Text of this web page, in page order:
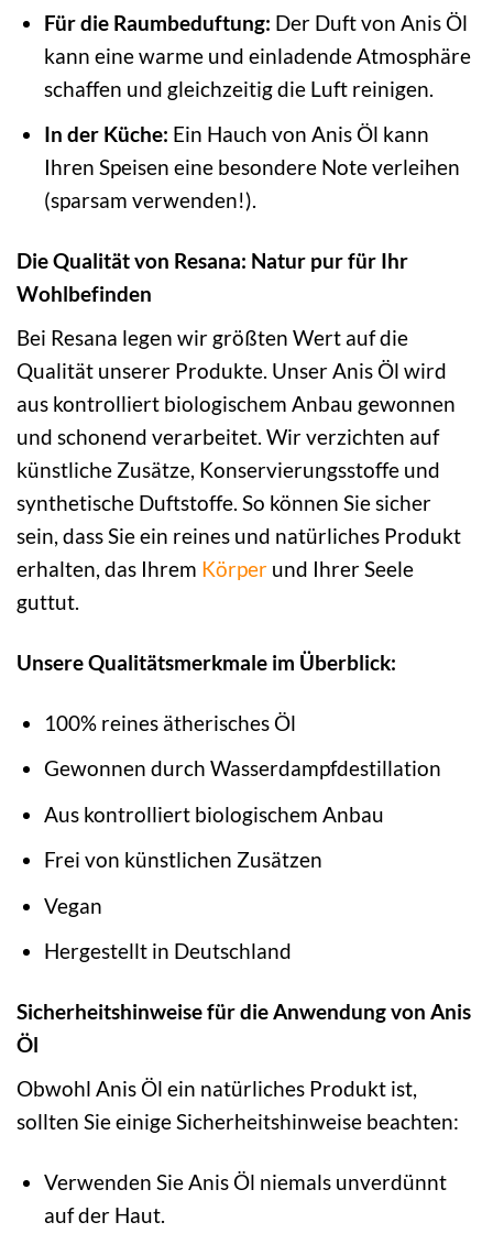
Für die Raumbeduftung: Der Duft von Anis Öl
kann eine warme und einladende Atmosphäre
schaffen und gleichzeitig die Luft reinigen.
In der Küche: Ein Hauch von Anis Öl kann
Ihren Speisen eine besondere Note verleihen
(sparsam verwenden!).
Die Qualität von Resana: Natur pur für Ihr
Wohlbefinden
Bei Resana legen wir größten Wert auf die
Qualität unserer Produkte. Unser Anis Öl wird
aus kontrolliert biologischem Anbau gewonnen
und schonend verarbeitet. Wir verzichten auf
künstliche Zusätze, Konservierungsstoffe und
synthetische Duftstoffe. So können Sie sicher
sein, dass Sie ein reines und natürliches Produkt
erhalten, das Ihrem Körper und Ihrer Seele
guttut.
Unsere Qualitätsmerkmale im Überblick:
100% reines ätherisches Öl
Gewonnen durch Wasserdampfdestillation
Aus kontrolliert biologischem Anbau
Frei von künstlichen Zusätzen
Vegan
Hergestellt in Deutschland
Sicherheitshinweise für die Anwendung von Anis
Öl
Obwohl Anis Öl ein natürliches Produkt ist,
sollten Sie einige Sicherheitshinweise beachten:
Verwenden Sie Anis Öl niemals unverdünnt
auf der Haut.